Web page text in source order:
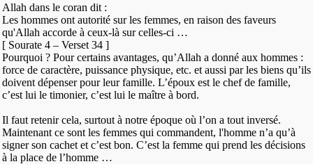
Allah dans le coran dit :
Les hommes ont autorité sur les femmes, en raison des faveurs
qu'Allah accorde à ceux-là sur celles-ci …
[ Sourate 4 – Verset 34 ]
Pourquoi ? Pour certains avantages, qu’Allah a donné aux hommes :
force de caractère, puissance physique, etc. et aussi par les biens qu’ils
doivent dépenser pour leur famille. L’époux est le chef de famille,
c’est lui le timonier, c’est lui le maître à bord.
Il faut retenir cela, surtout à notre époque où l’on a tout inversé.
Maintenant ce sont les femmes qui commandent, l'homme n’a qu’à
signer son cachet et c’est bon. C’est la femme qui prend les décisions
à la place de l’homme …